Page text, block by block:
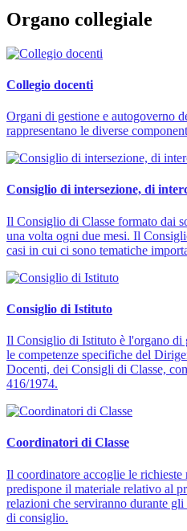
Organo collegiale
Collegio docenti
Organi di gestione e autogoverno
rappresentano le diverse
Consiglio di intersezione, di
Il Consiglio di Classe formato dai
una volta ogni due mesi. Il
casi in cui ci sono tematiche
Consiglio di Istituto
Il Consiglio di Istituto è l'organo di
le competenze specifiche del
Docenti, dei Consigli di Classe,
416/1974.
Coordinatori di Classe
Il coordinatore accoglie le richieste
predispone il materiale relativo al
relazioni che serviranno durante
di consiglio.